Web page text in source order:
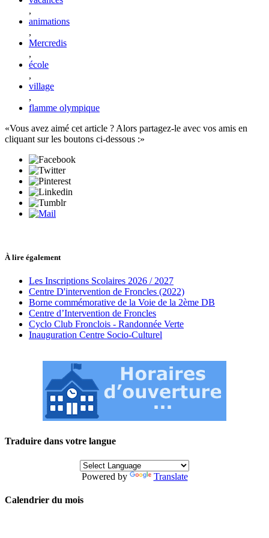
,
animations
,
Mercredis
,
école
,
village
,
flamme olympique
Vous avez aimé cet article ? Alors partagez-le avec vos amis en
cliquant sur les boutons ci-dessous :
À lire également
Les Inscriptions Scolaires 2026 / 2027
Centre D'intervention de Froncles (2022)
Borne commémorative de la Voie de la 2ème DB
Centre d’Intervention de Froncles
Cyclo Club Fronclois - Randonnée Verte
Inauguration Centre Socio-Culturel
Traduire dans votre langue
Powered by Translate
Calendrier du mois